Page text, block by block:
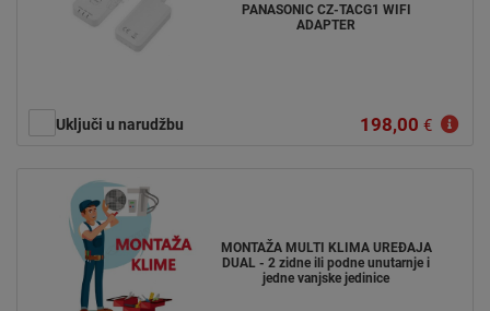
PANASONIC CZ-TACG1 WIFI
ADAPTER
Uključi u narudžbu 198,00 €
MONTAŽA MULTI KLIMA UREĐAJA
DUAL - 2 zidne ili podne unutarnje i
jedne vanjske jedinice